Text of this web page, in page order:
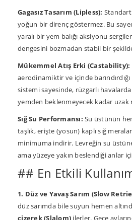
Gagasız Tasarım (Lipless): Standart
yoğun bir direnç göstermez. Bu
yaralı bir yem balığı aksiyonu
dengesini bozmadan stabil bir
Mükemmel Atış Erki (Castability):
aerodinamiktir ve içinde
sistemi sayesinde, rüzgarlı
yemden beklenmeyecek kadar uzak
Sığ Su Performansı: Su üstünün
taşlık, erişte (yosun) kaplı sığ
minimuma indirir. Levreğin su
ama yüzeye yakın beslendiği anlar
## En Etkili
1. Düz ve Yavaş Sarım (Slow
düz sarımda bile suyun hemen
çizerek (Slalom) ilerler. Gece